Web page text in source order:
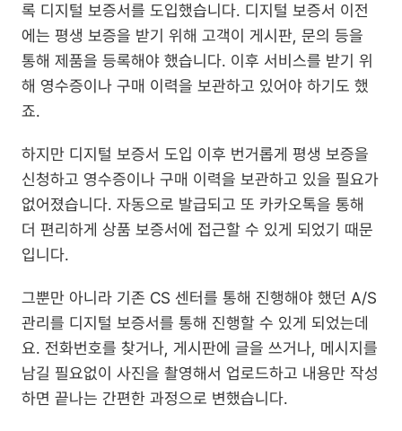
록 디지털 보증서를 도입했습니다. 디지털 보증서 이전
에는 평생 보증을 받기 위해 고객이 게시판, 문의 등을
통해 제품을 등록해야 했습니다. 이후 서비스를 받기 위
해 영수증이나 구매 이력을 보관하고 있어야 하기도 했
죠.
하지만 디지털 보증서 도입 이후 번거롭게 평생 보증을
신청하고 영수증이나 구매 이력을 보관하고 있을 필요가
없어졌습니다. 자동으로 발급되고 또 카카오톡을 통해
더 편리하게 상품 보증서에 접근할 수 있게 되었기 때문
입니다.
그뿐만 아니라 기존 CS 센터를 통해 진행해야 했던 A/S
관리를 디지털 보증서를 통해 진행할 수 있게 되었는데
요. 전화번호를 찾거나, 게시판에 글을 쓰거나, 메시지를
남길 필요없이 사진을 촬영해서 업로드하고 내용만 작성
하면 끝나는 간편한 과정으로 변했습니다.